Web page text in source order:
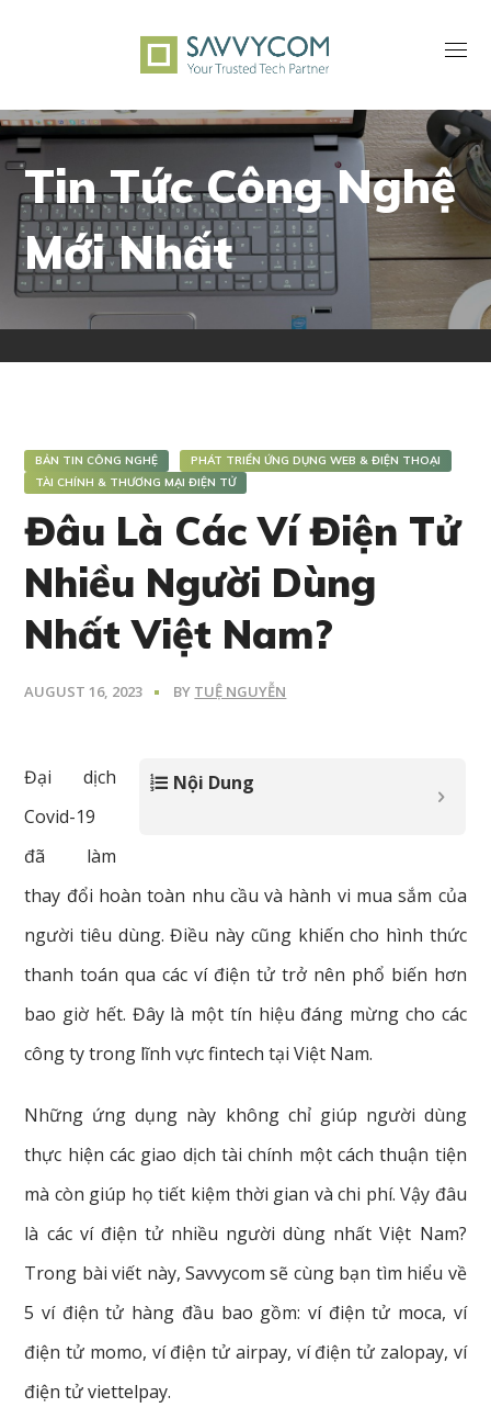
Tin Tức Công Nghệ
Mới Nhất
BẢN TIN CÔNG NGHỆ
PHÁT TRIỂN ỨNG DỤNG WEB & ĐIỆN THOẠI
TÀI CHÍNH & THƯƠNG MẠI ĐIỆN TỬ
Đâu Là Các Ví Điện Tử
Nhiều Người Dùng
Nhất Việt Nam?
AUGUST 16, 2023 BY TUỆ NGUYỄN
Nội Dung
Đại dịch
Covid-19
đã làm
thay đổi hoàn toàn nhu cầu và hành vi mua sắm của
người tiêu dùng. Điều này cũng khiến cho hình thức
thanh toán qua các ví điện tử trở nên phổ biến hơn
bao giờ hết. Đây là một tín hiệu đáng mừng cho các
công ty trong lĩnh vực fintech tại Việt Nam.
Những ứng dụng này không chỉ giúp người dùng
thực hiện các giao dịch tài chính một cách thuận tiện
mà còn giúp họ tiết kiệm thời gian và chi phí. Vậy đâu
là các ví điện tử nhiều người dùng nhất Việt Nam?
Trong bài viết này, Savvycom sẽ cùng bạn tìm hiểu về
5 ví điện tử hàng đầu bao gồm: ví điện tử moca, ví
điện tử momo, ví điện tử airpay, ví điện tử zalopay, ví
điện tử viettelpay.